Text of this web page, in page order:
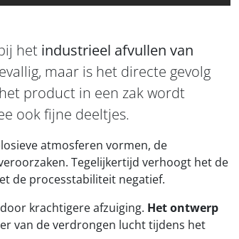
het industrieel afvullen van
maar is het directe gevolg
product in een zak wordt
ook fijne deeltjes.
atmosferen vormen, de
Tegelijkertijd verhoogt het de
de processtabiliteit negatief.
krachtigere afzuiging. Het ontwerp
van de verdrongen lucht tijdens het